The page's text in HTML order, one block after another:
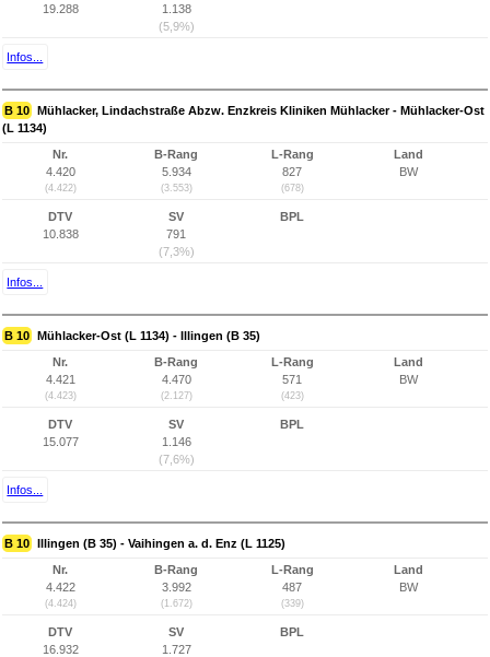
19.288
1.138
(5,9%)
Infos...
B 10 Mühlacker, Lindachstraße Abzw. Enzkreis Kliniken Mühlacker - Mühlacker-Ost
(L 1134)
Nr.
4.420
(4.422)
B-Rang
5.934
(3.553)
L-Rang
827
(678)
Land
BW
DTV
10.838
SV
791
(7,3%)
BPL
Infos...
B 10 Mühlacker-Ost (L 1134) - Illingen (B 35)
Nr.
4.421
(4.423)
B-Rang
4.470
(2.127)
L-Rang
571
(423)
Land
BW
DTV
15.077
SV
1.146
(7,6%)
BPL
Infos...
B 10 Illingen (B 35) - Vaihingen a. d. Enz (L 1125)
Nr.
4.422
(4.424)
B-Rang
3.992
(1.672)
L-Rang
487
(339)
Land
BW
DTV
16.932
SV
1.727
BPL